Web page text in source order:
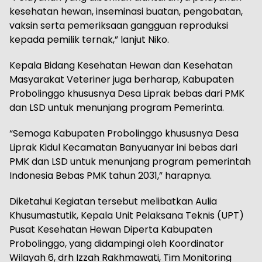
kesehatan hewan, inseminasi buatan, pengobatan,
vaksin serta pemeriksaan gangguan reproduksi
kepada pemilik ternak,” lanjut Niko.
Kepala Bidang Kesehatan Hewan dan Kesehatan
Masyarakat Veteriner juga berharap, Kabupaten
Probolinggo khususnya Desa Liprak bebas dari PMK
dan LSD untuk menunjang program Pemerinta.
“Semoga Kabupaten Probolinggo khususnya Desa
Liprak Kidul Kecamatan Banyuanyar ini bebas dari
PMK dan LSD untuk menunjang program pemerintah
Indonesia Bebas PMK tahun 2031,” harapnya.
Diketahui Kegiatan tersebut melibatkan Aulia
Khusumastutik, Kepala Unit Pelaksana Teknis (UPT)
Pusat Kesehatan Hewan Diperta Kabupaten
Probolinggo, yang didampingi oleh Koordinator
Wilayah 6, drh Izzah Rakhmawati, Tim Monitoring